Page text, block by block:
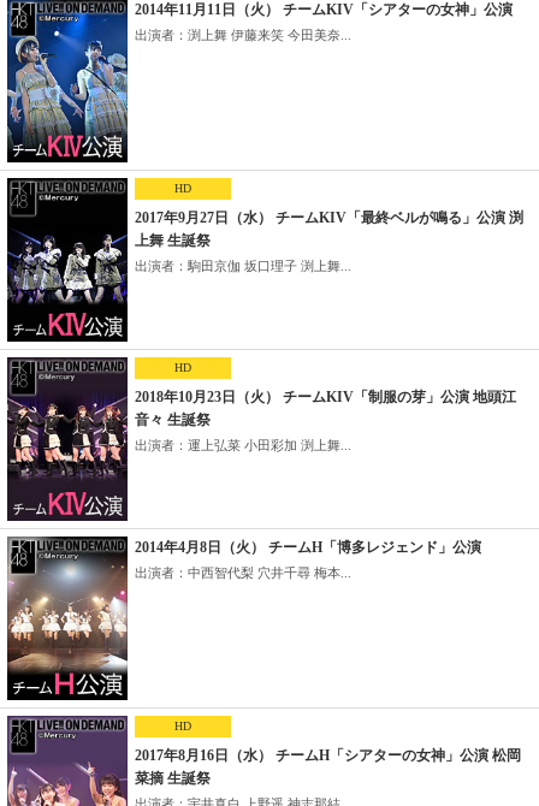
2014年11月11日（火） チームKIV「シアターの女神」公演
出演者：渕上舞 伊藤来笑 今田美奈...
HD
2017年9月27日（水） チームKIV「最終ベルが鳴る」公演 渕
上舞 生誕祭
出演者：駒田京伽 坂口理子 渕上舞...
HD
2018年10月23日（火） チームKIV「制服の芽」公演 地頭江
音々 生誕祭
出演者：運上弘菜 小田彩加 渕上舞...
2014年4月8日（火） チームH「博多レジェンド」公演
出演者：中西智代梨 穴井千尋 梅本...
HD
2017年8月16日（水） チームH「シアターの女神」公演 松岡
菜摘 生誕祭